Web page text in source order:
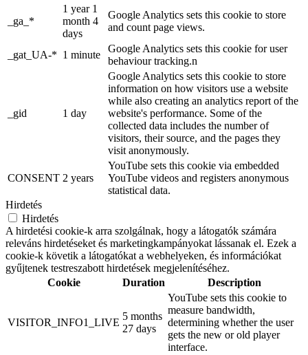
_ga_*
1 year 1
month 4
days
Google Analytics sets this cookie to store
and count page views.
_gat_UA-* 1 minute
Google Analytics sets this cookie for user
behaviour tracking.n
_gid 1 day
Google Analytics sets this cookie to store
information on how visitors use a website
while also creating an analytics report of the
website's performance. Some of the
collected data includes the number of
visitors, their source, and the pages they
visit anonymously.
CONSENT 2 years
YouTube sets this cookie via embedded
YouTube videos and registers anonymous
statistical data.
Hirdetés
Hirdetés
A hirdetési cookie-k arra szolgálnak, hogy a látogatók számára
releváns hirdetéseket és marketingkampányokat lássanak el. Ezek a
cookie-k követik a látogatókat a webhelyeken, és információkat
gyűjtenek testreszabott hirdetések megjelenítéséhez.
Cookie
Duration Description
VISITOR_INFO1_LIVE
5 months
27 days
YouTube sets this cookie to
measure bandwidth,
determining whether the user
gets the new or old player
interface.